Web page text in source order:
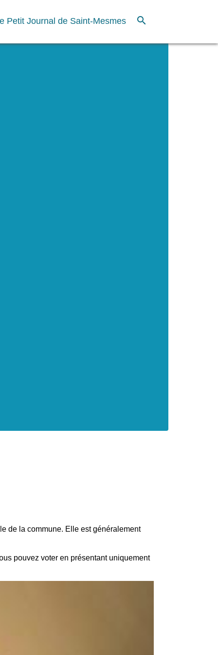
Petit Journal de Saint-Mesmes search
de la commune. Elle est généralement
pouvez voter en présentant uniquement